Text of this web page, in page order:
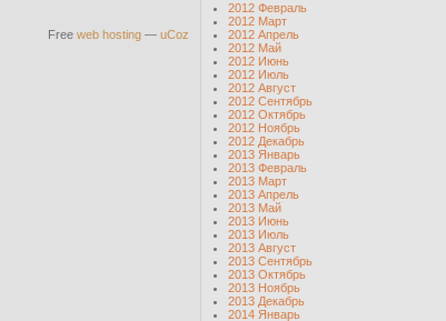
2012 Февраль
2012 Март
2012 Апрель
2012 Май
2012 Июнь
2012 Июль
2012 Август
2012 Сентябрь
2012 Октябрь
2012 Ноябрь
2012 Декабрь
2013 Январь
2013 Февраль
2013 Март
2013 Апрель
2013 Май
2013 Июнь
2013 Июль
2013 Август
2013 Сентябрь
2013 Октябрь
2013 Ноябрь
2013 Декабрь
2014 Январь
Free web hosting — uCoz